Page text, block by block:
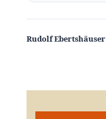
Rudolf Ebertshäuser